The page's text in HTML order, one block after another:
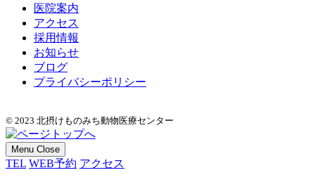
医院案内
アクセス
採用情報
お知らせ
ブログ
プライバシーポリシー
© 2023 北摂けものみち動物医療センター
Menu Close
TEL WEB予約 アクセス